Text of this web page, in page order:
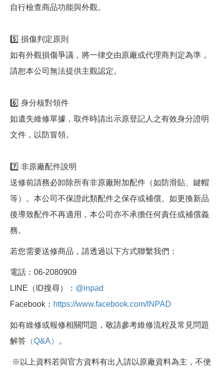
自行檢查商品功能與外觀。
5️⃣ 損傷判定原則
如有外觀損傷爭議，將一律交由原廠或代理商判定為準，
請恕本公司無法提供主觀認定。
6️⃣ 身分核對領件
如遺失維修單據，取件時請出示原登記人之有效身分證明
文件，以防冒領。
7️⃣ 非原廠配件說明
送修前請務必卸除所有非原廠附加配件（如防滑貼、鍵帽
等）。本公司不保證此類配件之保存或補償。如更換新品
後導致配件不再適用，本公司亦不承擔任何責任或補償義
務。
若您需要送修商品，請透過以下方式聯繫我們：
電話：06-2080909
LINE（ID搜尋）： @inpad
Facebook： https://www.facebook.com/INPAD
如有維修或報修相關問題，敬請參考維修流程及常見問題
解答 （Q&A） 。
※以上資料若與官方資料有出入請以原廠資料為主，不便